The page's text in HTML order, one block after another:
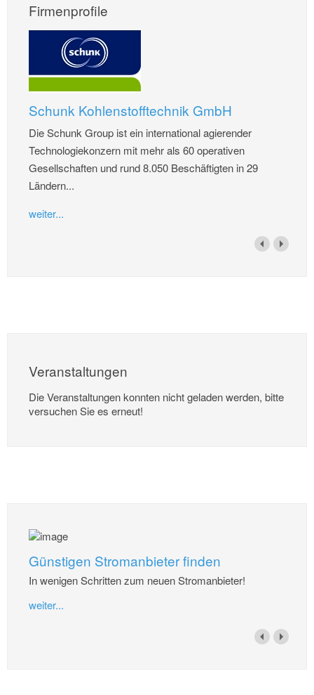
Firmenprofile
Schunk Kohlenstofftechnik GmbH
Die Schunk Group ist ein international agierender
Technologiekonzern mit mehr als 60 operativen
Gesellschaften und rund 8.050 Beschäftigten in 29
Ländern...
weiter...
Veranstaltungen
Die Veranstaltungen konnten nicht geladen werden, bitte
versuchen Sie es erneut!
Günstigen Stromanbieter finden
In wenigen Schritten zum neuen Stromanbieter!
weiter...